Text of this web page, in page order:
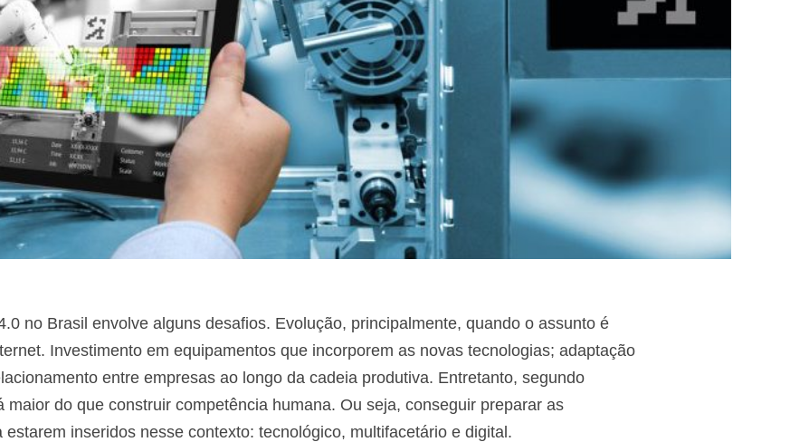
no Brasil envolve alguns desafios. Evolução, principalmente, quando o assunto é
Investimento em equipamentos que incorporem as novas tecnologias; adaptação
entre empresas ao longo da cadeia produtiva. Entretanto, segundo
maior do que construir competência humana. Ou seja, conseguir preparar as
inseridos nesse contexto: tecnológico, multifacetário e digital.